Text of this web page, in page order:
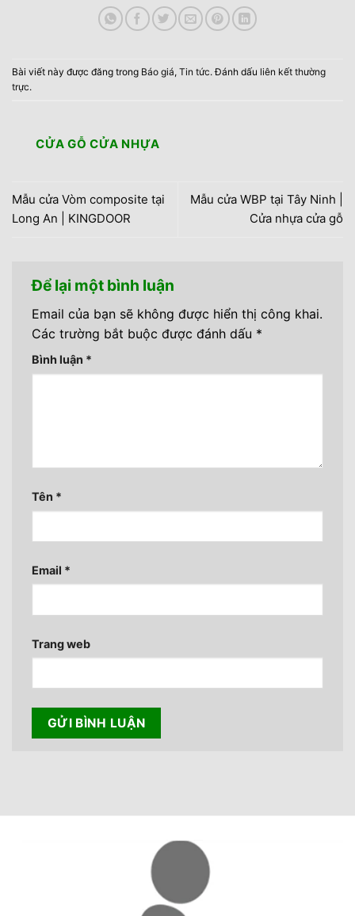
Bài viết này được đăng trong Báo giá, Tin tức. Đánh dấu liên kết thường
trực.
CỬA GỖ CỬA NHỰA
Mẫu cửa Vòm composite tại
Long An | KINGDOOR
Mẫu cửa WBP tại Tây Ninh |
Cửa nhựa cửa gỗ
Để lại một bình luận
Email của bạn sẽ không được hiển thị công khai.
Các trường bắt buộc được đánh dấu *
Bình luận *
Tên *
Email *
Trang web